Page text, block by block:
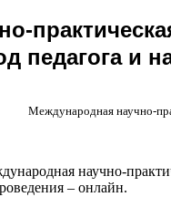
педагога и
Международная научно-
научно-
– онлайн.